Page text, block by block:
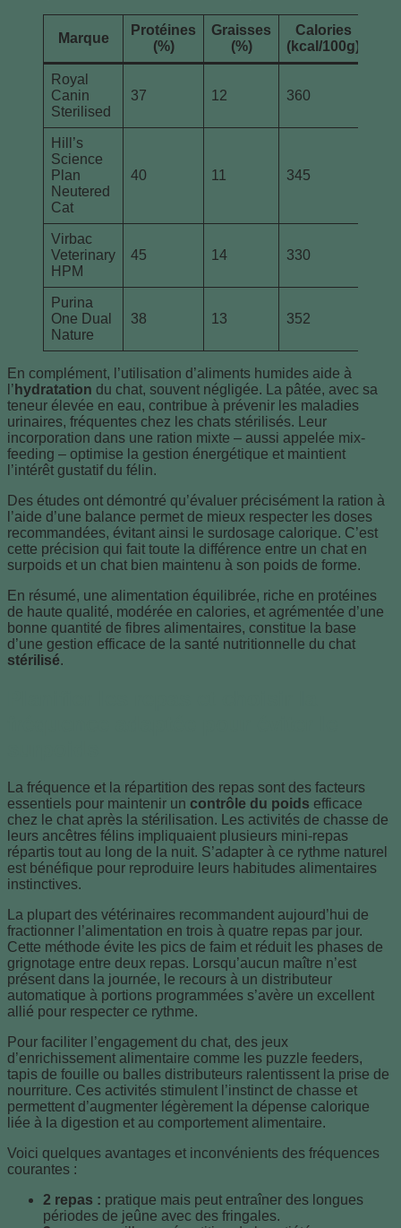
Marque
Protéines
(%)
Graisses
(%)
Calories
(kcal/100g)
Royal
Canin
Sterilised
37 12 360
Hill’s
Science
Plan
Neutered
Cat
40 11 345
Virbac
Veterinary
HPM
45 14 330
Purina
One Dual
Nature
38 13 352
En complément, l’utilisation d’aliments humides aide à
l’ hydratation du chat, souvent négligée. La pâtée, avec sa
teneur élevée en eau, contribue à prévenir les maladies
urinaires, fréquentes chez les chats stérilisés. Leur
incorporation dans une ration mixte – aussi appelée mix-
feeding – optimise la gestion énergétique et maintient
l’intérêt gustatif du félin.
Des études ont démontré qu’évaluer précisément la ration à
l’aide d’une balance permet de mieux respecter les doses
recommandées, évitant ainsi le surdosage calorique. C’est
cette précision qui fait toute la différence entre un chat en
surpoids et un chat bien maintenu à son poids de forme.
En résumé, une alimentation équilibrée, riche en protéines
de haute qualité, modérée en calories, et agrémentée d’une
bonne quantité de fibres alimentaires, constitue la base
d’une gestion efficace de la santé nutritionnelle du chat
stérilisé.
La fréquence et la répartition des repas sont des facteurs
essentiels pour maintenir un contrôle du poids efficace
chez le chat après la stérilisation. Les activités de chasse de
leurs ancêtres félins impliquaient plusieurs mini-repas
répartis tout au long de la nuit. S’adapter à ce rythme naturel
est bénéfique pour reproduire leurs habitudes alimentaires
instinctives.
La plupart des vétérinaires recommandent aujourd’hui de
fractionner l’alimentation en trois à quatre repas par jour.
Cette méthode évite les pics de faim et réduit les phases de
grignotage entre deux repas. Lorsqu’aucun maître n’est
présent dans la journée, le recours à un distributeur
automatique à portions programmées s’avère un excellent
allié pour respecter ce rythme.
Pour faciliter l’engagement du chat, des jeux
d’enrichissement alimentaire comme les puzzle feeders,
tapis de fouille ou balles distributeurs ralentissent la prise de
nourriture. Ces activités stimulent l’instinct de chasse et
permettent d’augmenter légèrement la dépense calorique
liée à la digestion et au comportement alimentaire.
Voici quelques avantages et inconvénients des fréquences
courantes :
2 repas : pratique mais peut entraîner des longues
périodes de jeûne avec des fringales.